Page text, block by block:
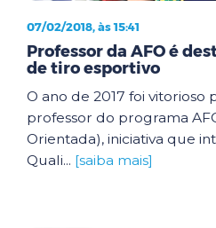
07/02/2018, às 15:41
Professor da AFO é
de tiro esportivo
O ano de 2017 foi vitorioso
professor do programa
Orientada), iniciativa que
Quali... [saiba mais]